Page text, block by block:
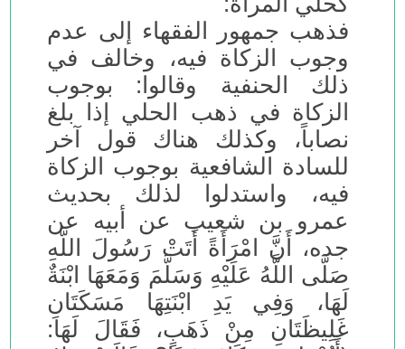
فذهب جمهور الفقهاء إلى عدم
وجوب الزكاة فيه، وخالف في
ذلك الحنفية وقالوا: بوجوب
الزكاة في ذهب الحلي إذا بلغ
نصاباً، وكذلك هناك قول آخر
للسادة الشافعية بوجوب الزكاة
فيه، واستدلوا لذلك بحديث
عمرو بن شعيب عن أبيه عن
جده، أَنَّ امْرَأَةً أَتَتْ رَسُولَ اللَّهِ
صَلَّى اللَّهُ عَلَيْهِ وَسَلَّمَ وَمَعَهَا ابْنَةٌ
لَهَا، وَفِي يَدِ ابْنَتِهَا مَسَكَتَانِ
غَلِيظَتَانِ مِنْ ذَهَبٍ، فَقَالَ لَهَا: